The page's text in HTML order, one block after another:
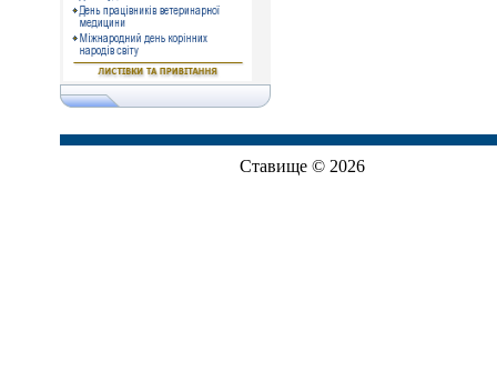
Ставище © 2026